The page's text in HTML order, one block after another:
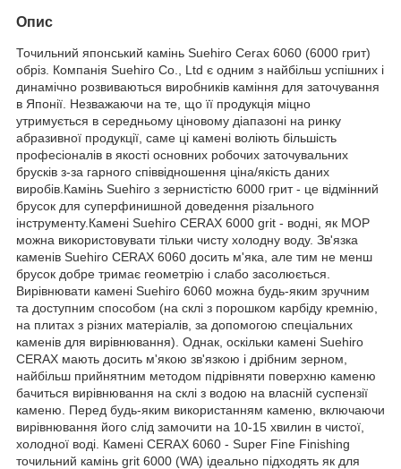
Опис
Точильний японський камінь Suehiro Cerax 6060 (6000 грит)
обріз. Компанія Suehiro Co., Ltd є одним з найбільш успішних і
динамічно розвиваються виробників каміння для заточування
в Японії. Незважаючи на те, що її продукція міцно
утримується в середньому ціновому діапазоні на ринку
абразивної продукції, саме ці камені воліють більшість
професіоналів в якості основних робочих заточувальних
брусків з-за гарного співвідношення ціна/якість даних
виробів.Камінь Suehiro з зернистістю 6000 грит - це відмінний
брусок для суперфинишной доведення різального
інструменту.Камені Suehiro CERAX 6000 grit - водні, як МОР
можна використовувати тільки чисту холодну воду. Зв'язка
каменів Suehiro CERAX 6060 досить м'яка, але тим не менш
брусок добре тримає геометрію і слабо засолюється.
Вирівнювати камені Suehiro 6060 можна будь-яким зручним
та доступним способом (на склі з порошком карбіду кремнію,
на плитах з різних матеріалів, за допомогою спеціальних
каменів для вирівнювання). Однак, оскільки камені Suehiro
CERAX мають досить м'якою зв'язкою і дрібним зерном,
найбільш прийнятним методом підрівняти поверхню каменю
бачиться вирівнювання на склі з водою на власній суспензії
каменю. Перед будь-яким використанням каменю, включаючи
вирівнювання його слід замочити на 10-15 хвилин в чистої,
холодної воді. Камені CERAX 6060 - Super Fine Finishing
точильний камінь grit 6000 (WA) ідеально підходять як для